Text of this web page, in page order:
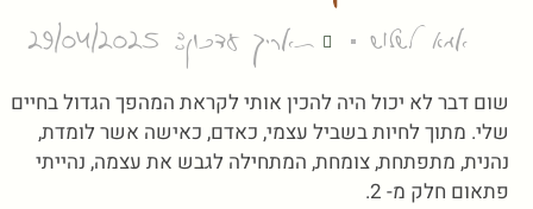
אמא לשלוש תאריך עדכון: 29/04/2025
שום דבר לא יכול היה להכין אותי לקראת המהפך הגדול בחיים
שלי. מתוך לחיות בשביל עצמי, כאדם, כאישה אשר לומדת,
נהנית, מתפתחת, צומחת, המתחילה לגבש את עצמה, נהייתי
פתאום חלק מ- 2.